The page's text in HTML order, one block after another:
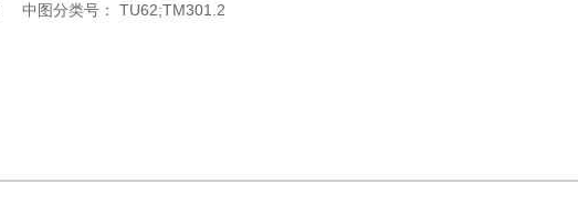
中图分类号：
TU62;TM301.2